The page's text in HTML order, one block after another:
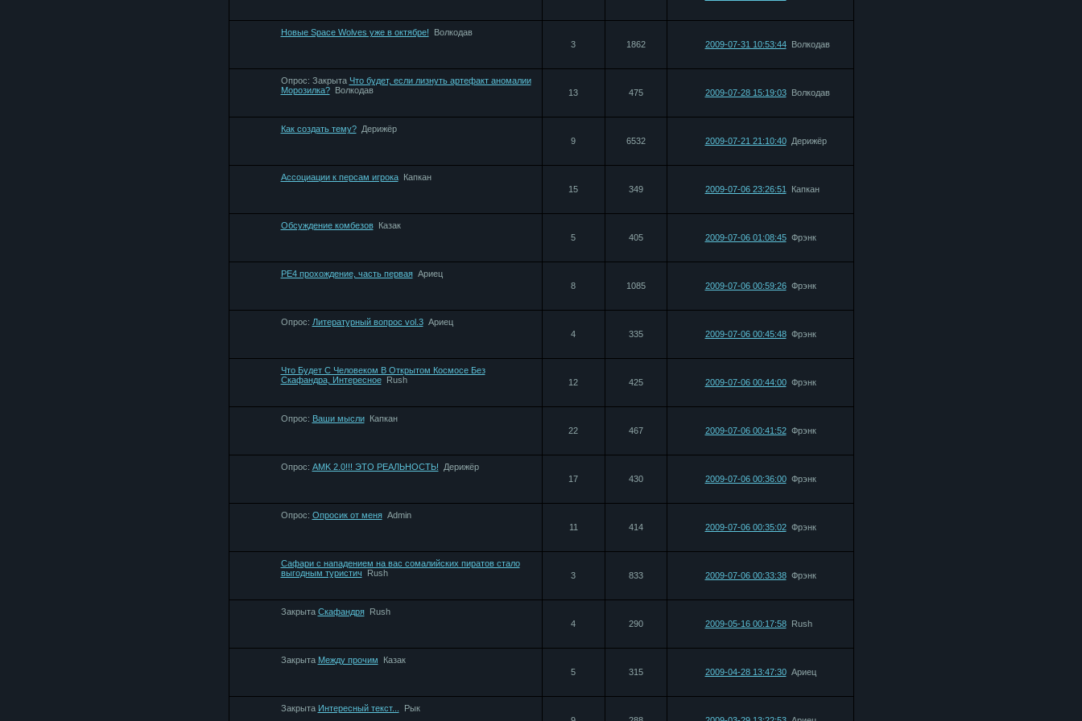
Новые Space Wolves уже в октябре!
Bолкодав
3
1862 2009-07-31 10:53:44 Bолкодав
Опрос: Закрыта Что будет, если лизнуть артефакт аномалии
Морозилка?
Bолкодав 13 475 2009-07-28 15:19:03 Bолкодав
Как создать тему?
Дерижёр
9
6532 2009-07-21 21:10:40 Дерижёр
Ассоциации к персам игрока
Капкан
15
349 2009-07-06 23:26:51 Капкан
Обсуждение комбезов
Казак
5
405 2009-07-06 01:08:45 Фрэнк
РЕ4 прохождение, часть первая Ариец
8
1085 2009-07-06 00:59:26 Фрэнк
Опрос: Литературный вопрос vol.3 Ариец
4
335 2009-07-06 00:45:48 Фрэнк
Что Будет С Человеком В Открытом Космосе Без
Скафандра, Интересное
Rush 12 425 2009-07-06 00:44:00 Фрэнк
Опрос: Ваши мысли
Капкан
22
467 2009-07-06 00:41:52 Фрэнк
Опрос: AMK 2.0!!! ЭТО РЕАЛЬНОСТЬ!
Дерижёр
17
430 2009-07-06 00:36:00 Фрэнк
Опрос: Опросик от меня Admin
11
414 2009-07-06 00:35:02 Фрэнк
Сафари с нападением на вас сомалийских пиратов стало
выгодным туристич
Rush 3 833 2009-07-06 00:33:38 Фрэнк
Закрыта Скафандря
Rush
4
290 2009-05-16 00:17:58 Rush
Закрыта Между прочим
Казак
5
315 2009-04-28 13:47:30 Ариец
Закрыта Интересный текст...
Рык